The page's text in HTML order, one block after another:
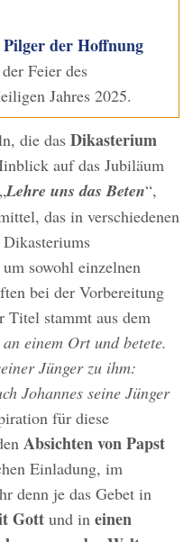
der Hoffnung
Feier des
Jahres 2025.
die das Dikasterium
auf das Jubiläum
Lehre uns das Beten“,
das in verschiedenen
Dikasteriums
sowohl einzelnen
bei der Vorbereitung
Titel stammt aus dem
einem Ort und betete.
Jünger zu ihm:
Johannes seine Jünger
für diese
Absichten von Papst
Einladung, im
denn je das Gebet in
Gott und in einen